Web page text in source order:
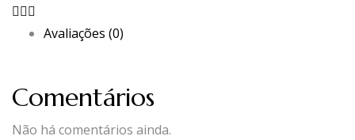
Avaliações (0)
Comentários
Não há comentários ainda.